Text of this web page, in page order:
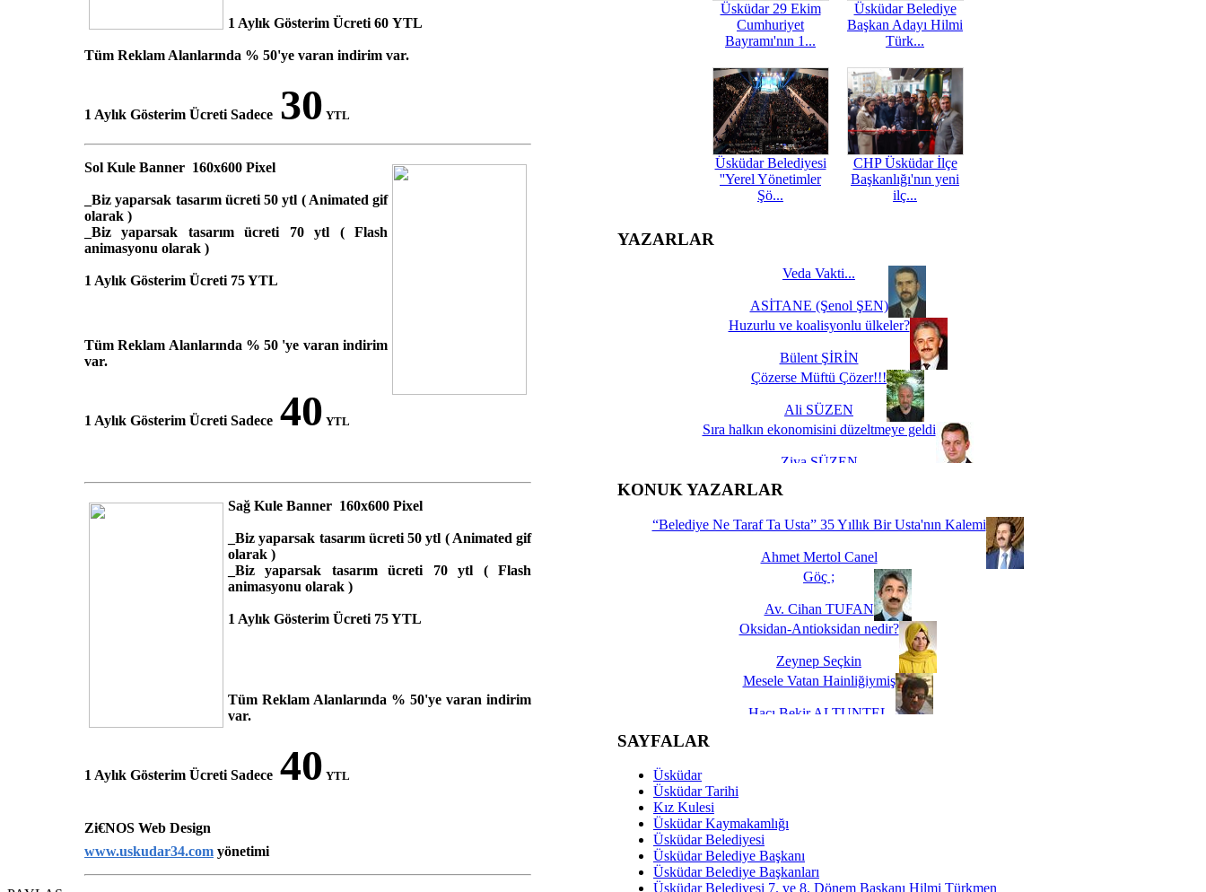
1 Aylık Gösterim Ücreti 60 YTL
Tüm Reklam Alanlarında % 50'ye varan indirim var.
1 Aylık Gösterim Ücreti Sadece 30 YTL
Sol Kule Banner 160x600 Pixel
_Biz yaparsak tasarım ücreti 50 ytl ( Animated gif
olarak )
_Biz yaparsak tasarım ücreti 70 ytl ( Flash
animasyonu olarak )
1 Aylık Gösterim Ücreti 75 YTL
Tüm Reklam Alanlarında % 50 'ye varan indirim
var.
1 Aylık Gösterim Ücreti Sadece 40 YTL
Sağ Kule Banner 160x600 Pixel
_Biz yaparsak tasarım ücreti 50 ytl ( Animated gif
olarak )
_Biz yaparsak tasarım ücreti 70 ytl ( Flash
animasyonu olarak )
1 Aylık Gösterim Ücreti 75 YTL
Tüm Reklam Alanlarında % 50'ye varan indirim
var.
1 Aylık Gösterim Ücreti Sadece 40 YTL
Zi€NOS Web Design
www.uskudar34.com yönetimi
Üsküdar 29 Ekim
Cumhuriyet
Bayramı'nın 1...
Üsküdar Belediye
Başkan Adayı Hilmi
Türk...
Üsküdar Belediyesi
''Yerel Yönetimler
Şö...
CHP Üsküdar İlçe
Başkanlığı'nın yeni
ilç...
YAZARLAR
Veda Vakti...
ASİTANE (Şenol ŞEN)
Huzurlu ve koalisyonlu ülkeler?
Bülent ŞİRİN
Çözerse Müftü Çözer!!!
Ali SÜZEN
Sıra halkın ekonomisini düzeltmeye geldi
Ziya SÜZEN
İşte Biz buyuz...
KONUK YAZARLAR
“Belediye Ne Taraf Ta Usta” 35 Yıllık Bir Usta'nın Kalemi
Ahmet Mertol Canel
Göç ;
Av. Cihan TUFAN
Oksidan-Antioksidan nedir?
Zeynep Seçkin
Mesele Vatan Hainliğiymiş
Hacı Bekir ALTUNTEL
Dünya Fani, Ama Kısa Bir Süre De Olsa Burdayız
Savaş ŞENEL
Hukukun Adaleti Kalmadı Üstadım!
Av. Şerife PAMUK
İmar Sorunlarının Genel Çözümü ''Riskli Alan Dönüşümü''
SAYFALAR
Üsküdar
Üsküdar Tarihi
Kız Kulesi
Üsküdar Kaymakamlığı
Üsküdar Belediyesi
Üsküdar Belediye Başkanı
Üsküdar Belediye Başkanları
Üsküdar Belediyesi 7. ve 8. Dönem Başkanı Hilmi Türkmen